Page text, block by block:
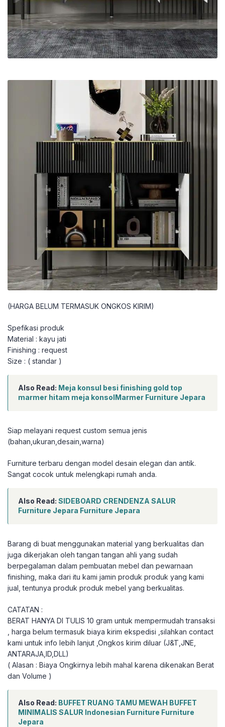
(HARGA BELUM TERMASUK ONGKOS KIRIM)
Spefikasi produk
Material : kayu jati
Finishing : request
Size : ( standar )
Also Read: Meja konsul besi finishing gold top
marmer hitam meja konsolMarmer Furniture Jepara
Siap melayani request custom semua jenis
(bahan,ukuran,desain,warna)
Furniture terbaru dengan model desain elegan dan antik.
Sangat cocok untuk melengkapi rumah anda.
Also Read: SIDEBOARD CRENDENZA SALUR
Furniture Jepara Furniture Jepara
Barang di buat menggunakan material yang berkualitas dan
juga dikerjakan oleh tangan tangan ahli yang sudah
berpegalaman dalam pembuatan mebel dan pewarnaan
finishing, maka dari itu kami jamin produk produk yang kami
jual, tentunya produk produk mebel yang berkualitas.
CATATAN :
BERAT HANYA DI TULIS 10 gram untuk mempermudah transaksi
, harga belum termasuk biaya kirim ekspedisi ,silahkan contact
kami untuk info lebih lanjut ,Ongkos kirim diluar (J&T,JNE,
ANTARAJA,ID,DLL)
( Alasan : Biaya Ongkirnya lebih mahal karena dikenakan Berat
dan Volume )
Also Read: BUFFET RUANG TAMU MEWAH BUFFET
MINIMALIS SALUR Indonesian Furniture Furniture
Jepara